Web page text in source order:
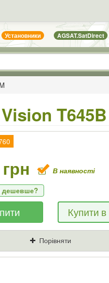
Установники AGSAT.SatDirect
грн В наявності
дешевше?
товар дешевше -
і подаруємо % від
Де знайшли (Url
Купити
Порівняти